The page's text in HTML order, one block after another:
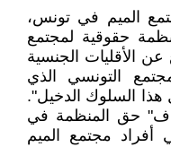
الميم في تونس،
حقوقية لمجتمع
عن الأقليات الجنسية
التونسي الذي
السلوك الدخيل".
حق المنظمة في
مجتمع الميم